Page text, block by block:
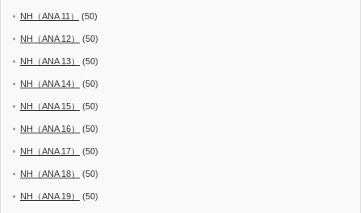
NH（ANA 11） (50)
NH（ANA 12） (50)
NH（ANA 13） (50)
NH（ANA 14） (50)
NH（ANA 15） (50)
NH（ANA 16） (50)
NH（ANA 17） (50)
NH（ANA 18） (50)
NH（ANA 19） (50)